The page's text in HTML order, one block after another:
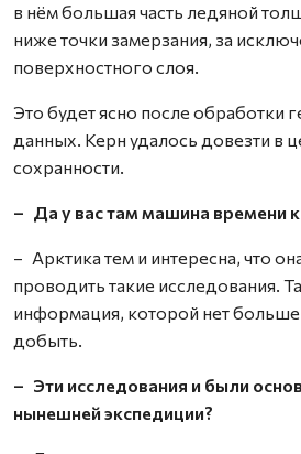
в нём большая часть ледяной
ниже точки замерзания, за
поверхностного слоя.
Это будет ясно после обработки
данных. Керн удалось довезти в
сохранности.
– Да у вас там машина времени
– Арктика тем и интересна, что
проводить такие исследования.
информация, которой нет
добыть.
– Эти исследования и были
нынешней экспедиции?